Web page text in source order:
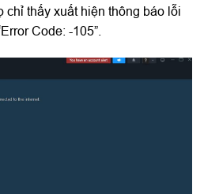
chỉ thấy xuất hiện thông báo lỗi
Code: -105”.